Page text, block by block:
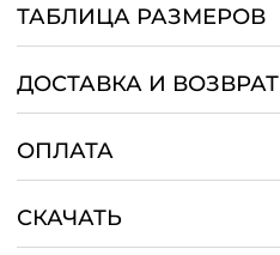
ТАБЛИЦА РАЗМЕРОВ
ДОСТАВКА И ВОЗВРАТ
ОПЛАТА
СКАЧАТЬ